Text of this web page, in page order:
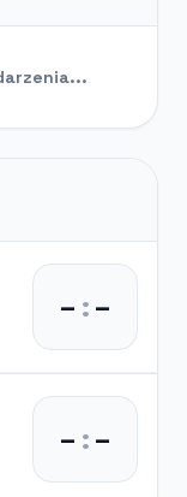
– :–
– :–